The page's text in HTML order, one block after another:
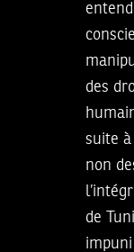
des
suite à
non
de